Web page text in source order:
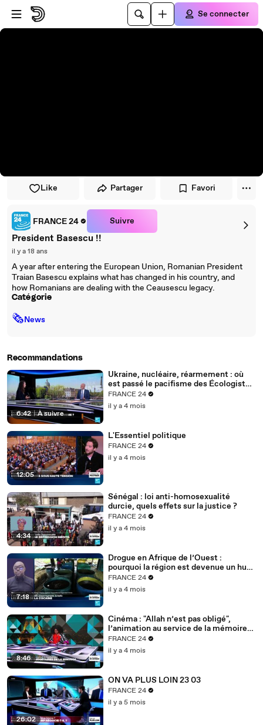
Passer au player
Passer au contenu principal
Se connecter
Like Partager Favori
FRANCE 24 Suivre
President Basescu !!
il y a 18 ans
A year after entering the European Union, Romanian President
Traian Basescu explains what has changed in his country, and
how Romanians are dealing with the Ceausescu legacy.
Catégorie
🗞News
Recommandations
6:42 | À suivre
Ukraine, nucléaire, réarmement : où
est passé le pacifisme des Écologistes
?
FRANCE 24
il y a 4 mois
12:05
L'Essentiel politique
FRANCE 24
il y a 4 mois
4:34
Sénégal : loi anti-homosexualité
durcie, quels effets sur la justice ?
FRANCE 24
il y a 4 mois
7:18
Drogue en Afrique de l’Ouest :
pourquoi la région est devenue un hub
mondial
FRANCE 24
il y a 4 mois
8:46
Cinéma : "Allah n’est pas obligé",
l’animation au service de la mémoire
des enfants-soldats
FRANCE 24
il y a 4 mois
26:02
ON VA PLUS LOIN 23 03
FRANCE 24
il y a 5 mois